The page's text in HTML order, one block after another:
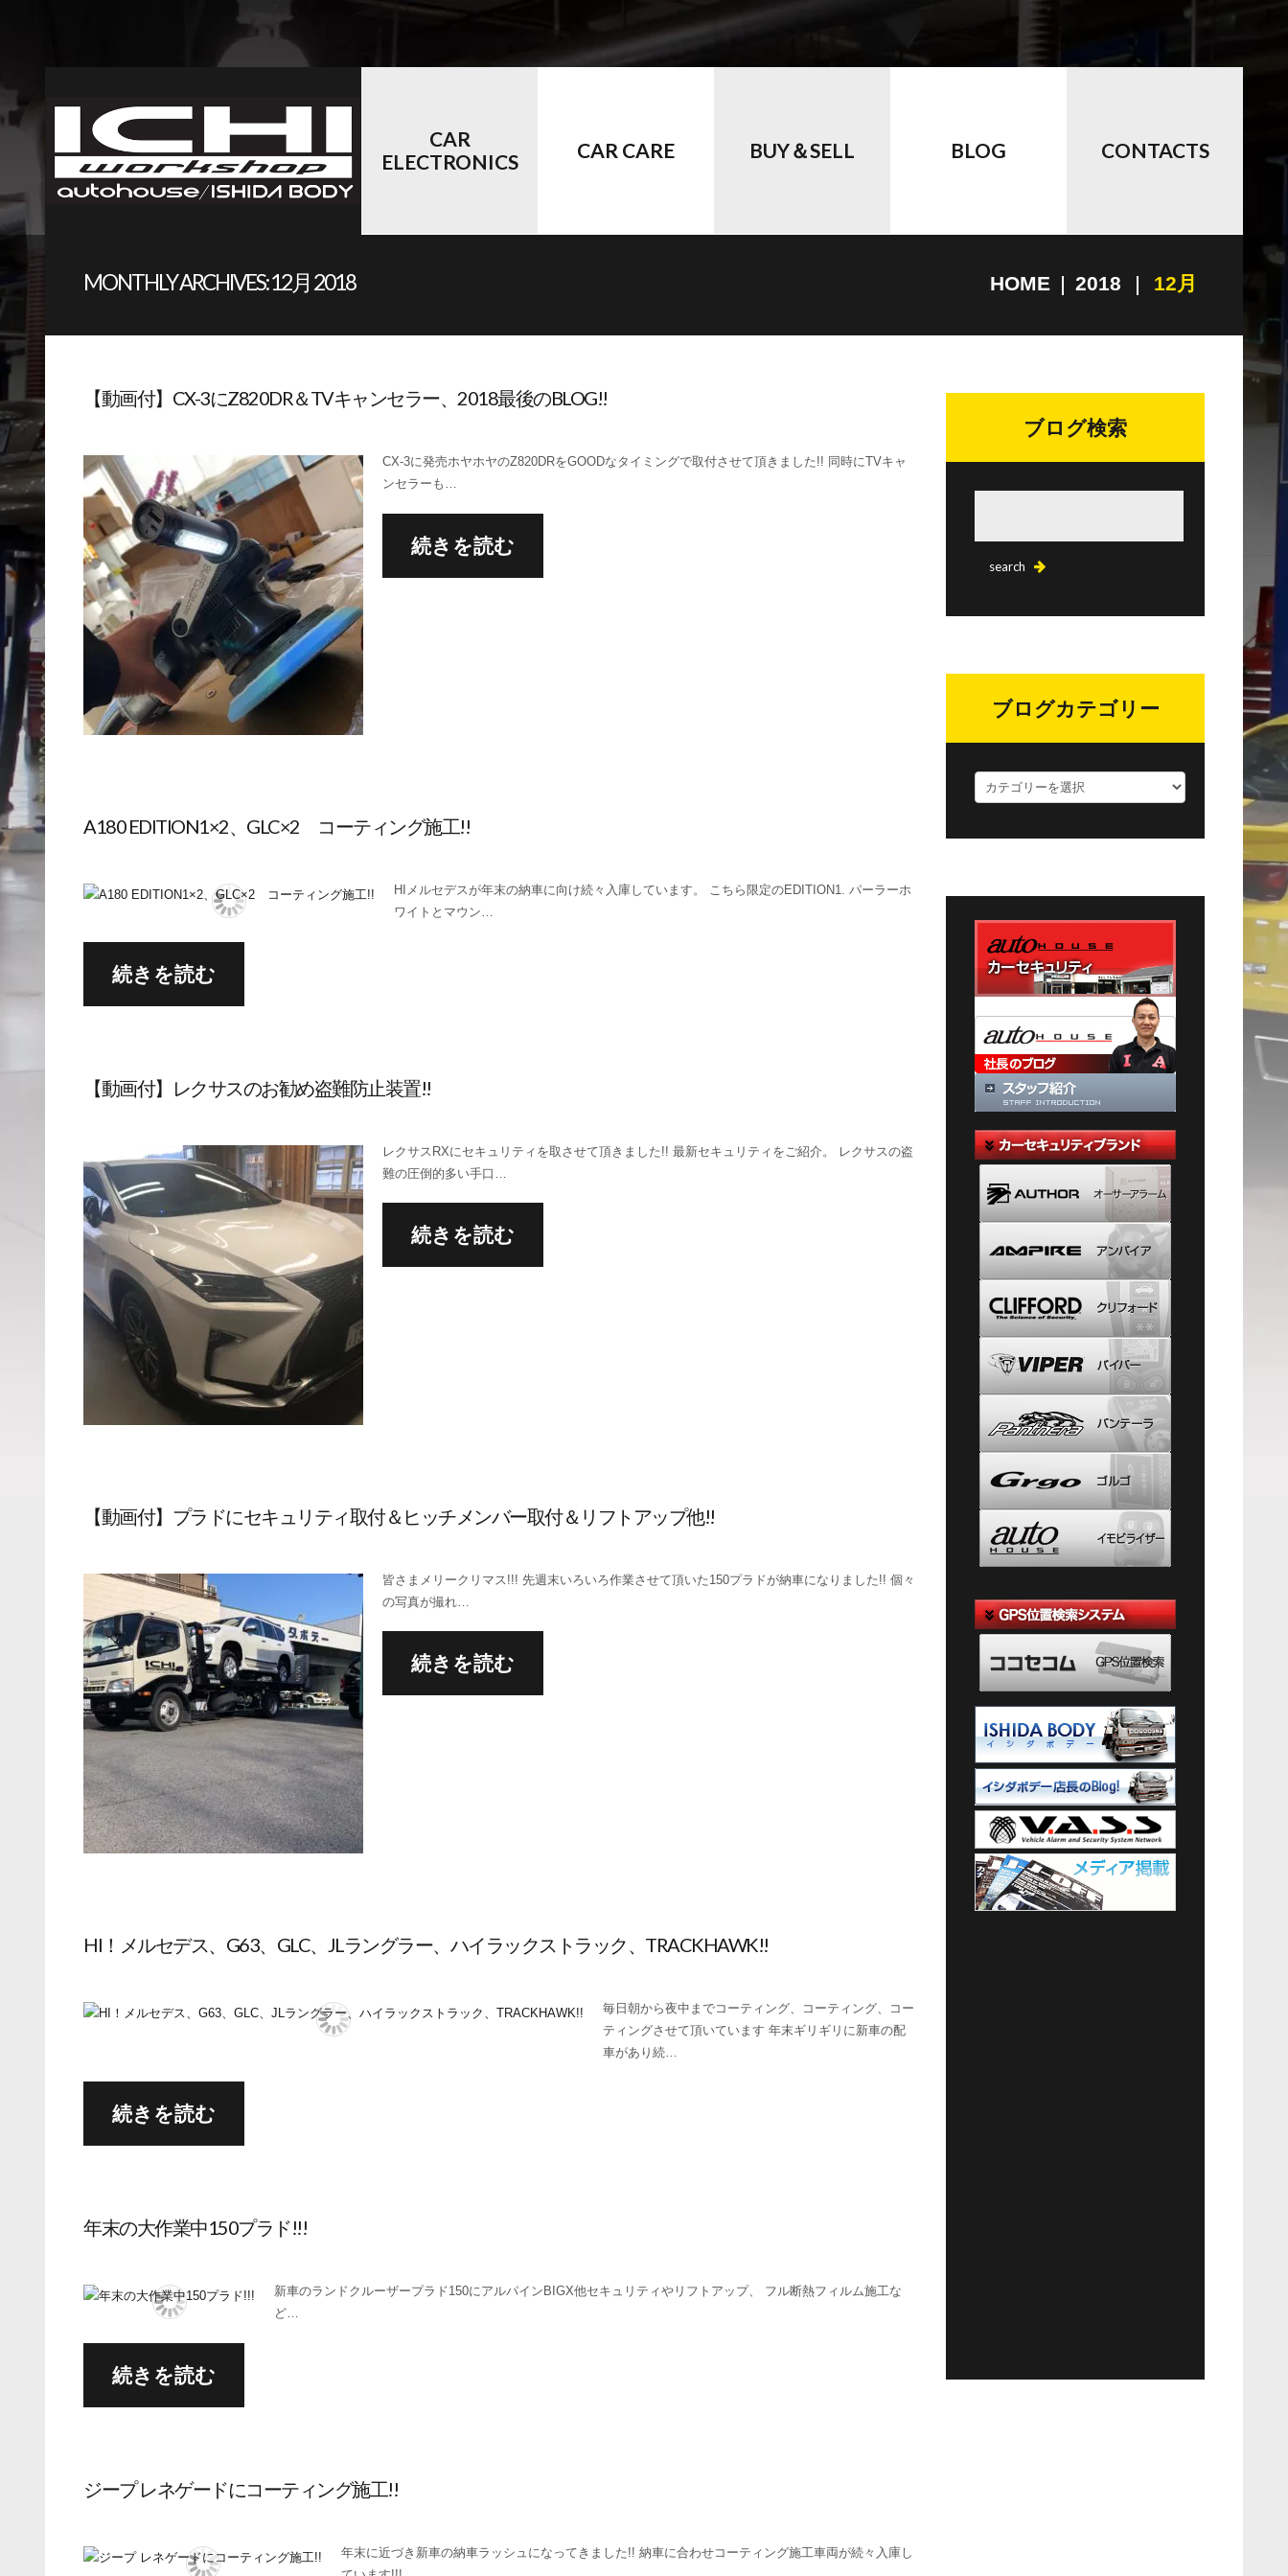
CAR
ELECTRONICS
CAR CARE BUY＆SELL BLOG CONTACTS
MONTHLY ARCHIVES:12月 2018 HOME 2018 12月
【動画付】CX-3にZ820DR＆TVキャンセラー、2018最後のBLOG!!
CX-3に発売ホヤホヤのZ820DRをGOODなタイミングで取付させて頂きました!! 同時にTVキャ
ンセラーも…
続きを読む
A180 EDITION1×2、GLC×2 コーティング施工!!
HIメルセデスが年末の納車に向け続々入庫しています。 こちら限定のEDITION1. パーラーホ
ワイトとマウン…
続きを読む
【動画付】レクサスのお勧め盗難防止装置!!
レクサスRXにセキュリティを取させて頂きました!! 最新セキュリティをご紹介。 レクサスの盗
難の圧倒的多い手口…
続きを読む
【動画付】プラドにセキュリティ取付＆ヒッチメンバー取付＆リフトアップ他!!
皆さまメリークリマス!!! 先週末いろいろ作業させて頂いた150プラドが納車になりました!! 個々
の写真が撮れ…
続きを読む
HI！メルセデス、G63、GLC、JLラングラー、ハイラックストラック、TRACKHAWK!!
毎日朝から夜中までコーティング、コーティング、コー
ティングさせて頂いています 年末ギリギリに新車の配
車があり続…
続きを読む
年末の大作業中150プラド!!!
新車のランドクルーザープラド150にアルパインBIGX他セキュリティやリフトアップ、 フル断熱フィルム施工な
ど…
続きを読む
ジープ レネゲードにコーティング施工!!
年末に近づき新車の納車ラッシュになってきました!! 納車に合わせコーティング施工車両が続々入庫し
ブログ検索
ブログカテゴリー
ロ
ー